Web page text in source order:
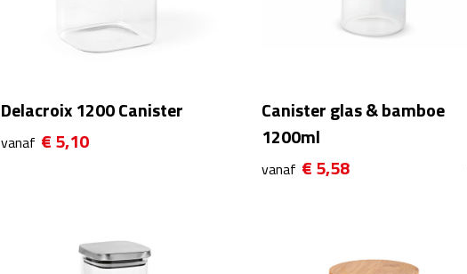
Delacroix 1200 Canister
vanaf € 5,10
Canister glas & bamboe
1200ml
vanaf € 5,58